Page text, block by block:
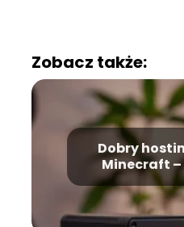
Zobacz także:
Dobry
Minecraft